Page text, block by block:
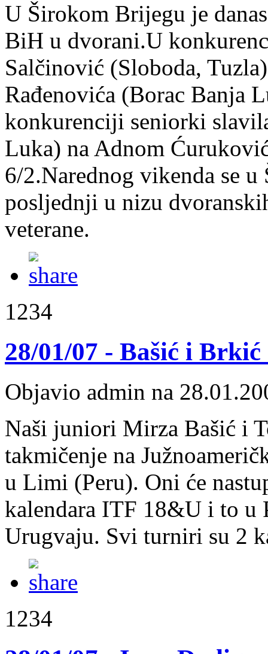
U Širokom Brijegu je
BiH u dvorani.U
Salčinović (Sloboda,
Rađenovića (Borac Banja
konkurenciji seniorki
Luka) na Adnom
6/2.Narednog vikenda se
posljednji u nizu
veterane.
1234
28/01/07 - Bašić i
Objavio admin na
Naši juniori Mirza Bašić i
takmičenje na
u Limi (Peru). Oni će
kalendara ITF 18&U i to
Urugvaju. Svi turniri su 2
1234